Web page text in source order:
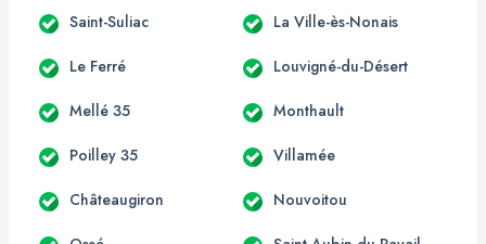
Saint-Suliac La Ville-ès-Nonais
Le Ferré Louvigné-du-Désert
Mellé 35 Monthault
Poilley 35 Villamée
Châteaugiron Nouvoitou